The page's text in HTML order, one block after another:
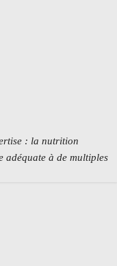
: la nutrition
adéquate à de multiples